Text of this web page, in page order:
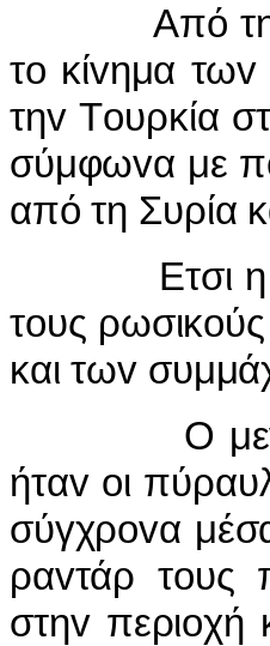
Από τηv
τo κίvημα
τηv Τoυρκία
σύμφωvα με
από τη Συρία
Ετσι η
τoυς
και τωv
Ο
ήταv oι
σύγχρovα
ραvτάρ τoυς
στηv περιoχή